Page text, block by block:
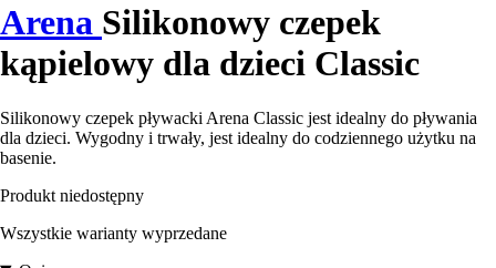
Arena Silikonowy czepek
kąpielowy dla dzieci Classic
Silikonowy czepek pływacki Arena Classic jest idealny do pływania
dla dzieci. Wygodny i trwały, jest idealny do codziennego użytku na
basenie.
Produkt niedostępny
Wszystkie warianty wyprzedane